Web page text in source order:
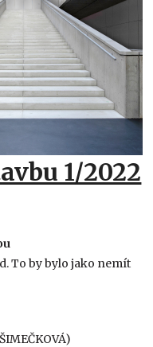
1/2022
To by bylo jako nemít